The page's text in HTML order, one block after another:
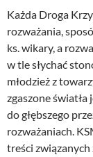
Każda Droga
rozważania,
ks. wikary, a
w tle słychać
młodzież z
zgaszone światła
do głębszego
rozważaniach.
treści